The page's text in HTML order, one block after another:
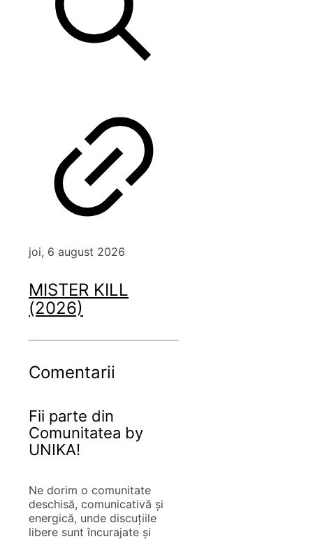
joi, 6 august 2026
MISTER KILL
(2026)
Comentarii
Fii parte din
Comunitatea by
UNIKA!
Ne dorim o comunitate
deschisă, comunicativă și
energică, unde discuțiile
libere sunt încurajate și